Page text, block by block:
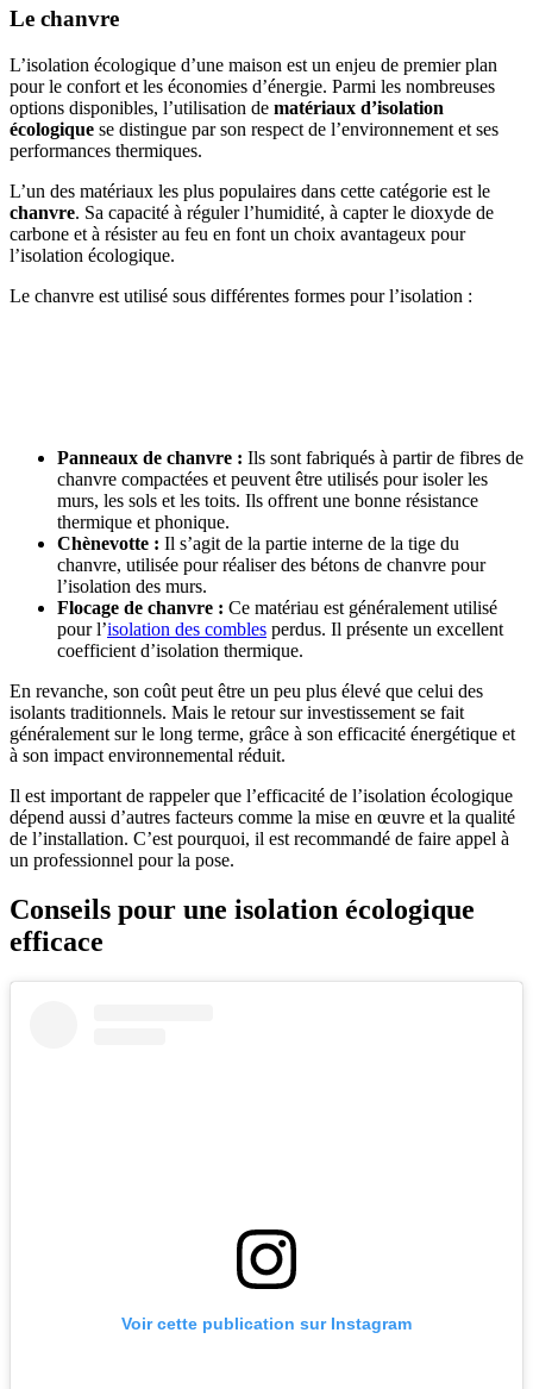
Le chanvre
L’isolation écologique d’une maison est un enjeu de premier plan
pour le confort et les économies d’énergie. Parmi les nombreuses
options disponibles, l’utilisation de matériaux d’isolation
écologique se distingue par son respect de l’environnement et ses
performances thermiques.
L’un des matériaux les plus populaires dans cette catégorie est le
chanvre. Sa capacité à réguler l’humidité, à capter le dioxyde de
carbone et à résister au feu en font un choix avantageux pour
l’isolation écologique.
Le chanvre est utilisé sous différentes formes pour l’isolation :
Panneaux de chanvre : Ils sont fabriqués à partir de fibres de
chanvre compactées et peuvent être utilisés pour isoler les
murs, les sols et les toits. Ils offrent une bonne résistance
thermique et phonique.
Chènevotte : Il s’agit de la partie interne de la tige du
chanvre, utilisée pour réaliser des bétons de chanvre pour
l’isolation des murs.
Flocage de chanvre : Ce matériau est généralement utilisé
pour l’isolation des combles perdus. Il présente un excellent
coefficient d’isolation thermique.
En revanche, son coût peut être un peu plus élevé que celui des
isolants traditionnels. Mais le retour sur investissement se fait
généralement sur le long terme, grâce à son efficacité énergétique et
à son impact environnemental réduit.
Il est important de rappeler que l’efficacité de l’isolation écologique
dépend aussi d’autres facteurs comme la mise en œuvre et la qualité
de l’installation. C’est pourquoi, il est recommandé de faire appel à
un professionnel pour la pose.
Conseils pour une isolation écologique
efficace
Voir cette publication sur Instagram